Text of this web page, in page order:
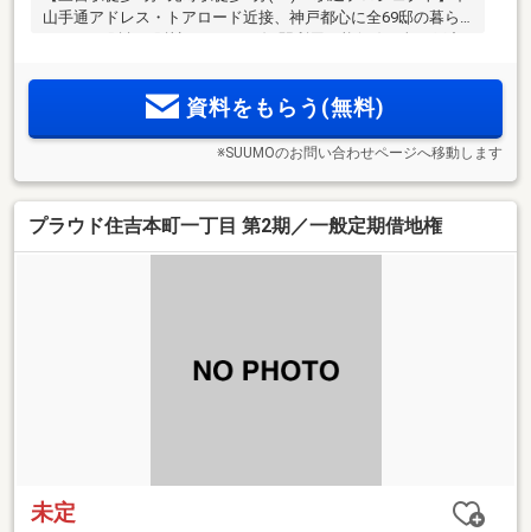
山手通アドレス・トアロード近接、神戸都心に全69邸の暮ら
約・物件エントリー受付開始＞
資料をもらう(無料)
※SUUMOのお問い合わせページへ移動します
プラウド住吉本町一丁目 第2期／一般定期借地権
未定